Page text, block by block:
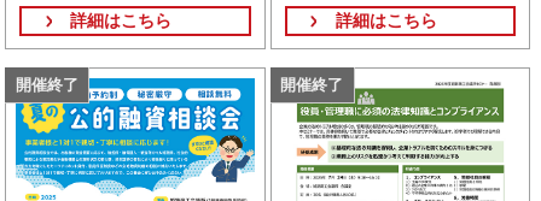
詳細はこちら 詳細はこちら
開催終了 開催終了